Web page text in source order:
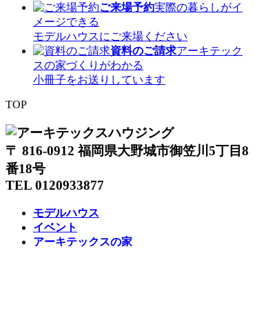
ご来場予約実際の暮らしがイ
メージできる
モデルハウスにご来場ください
資料のご請求アーキテック
スの家づくりがわかる
小冊子をお送りしています
TOP
〒 816-0912 福岡県大野城市御笠川5丁目8
番18号
TEL 0120933877
モデルハウス
イベント
アーキテックスの家